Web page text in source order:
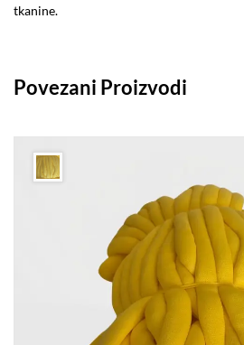
tkanine.
Povezani Proizvodi